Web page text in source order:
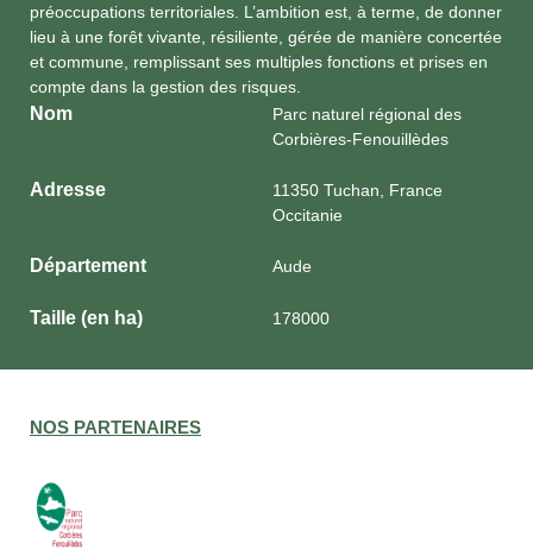
préoccupations territoriales. L’ambition est, à terme, de donner
lieu à une forêt vivante, résiliente, gérée de manière concertée
et commune, remplissant ses multiples fonctions et prises en
compte dans la gestion des risques.
Nom
Parc naturel régional des
Corbières-Fenouillèdes
Adresse
11350 Tuchan, France
Occitanie
Département Aude
Taille (en ha) 178000
NOS PARTENAIRES